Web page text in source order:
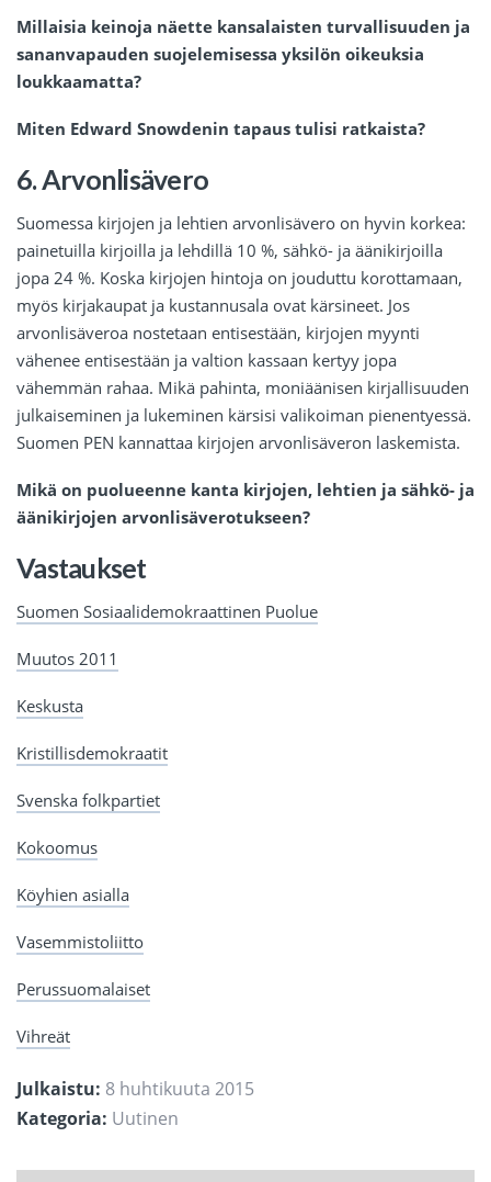
Millaisia keinoja näette kansalaisten turvallisuuden ja
sananvapauden suojelemisessa yksilön oikeuksia
loukkaamatta?
Miten Edward Snowdenin tapaus tulisi ratkaista?
6. Arvonlisävero
Suomessa kirjojen ja lehtien arvonlisävero on hyvin korkea:
painetuilla kirjoilla ja lehdillä 10 %, sähkö- ja äänikirjoilla
jopa 24 %. Koska kirjojen hintoja on jouduttu korottamaan,
myös kirjakaupat ja kustannusala ovat kärsineet. Jos
arvonlisäveroa nostetaan entisestään, kirjojen myynti
vähenee entisestään ja valtion kassaan kertyy jopa
vähemmän rahaa. Mikä pahinta, moniäänisen kirjallisuuden
julkaiseminen ja lukeminen kärsisi valikoiman pienentyessä.
Suomen PEN kannattaa kirjojen arvonlisäveron laskemista.
Mikä on puolueenne kanta kirjojen, lehtien ja sähkö- ja
äänikirjojen arvonlisäverotukseen?
Vastaukset
Suomen Sosiaalidemokraattinen Puolue
Muutos 2011
Keskusta
Kristillisdemokraatit
Svenska folkpartiet
Kokoomus
Köyhien asialla
Vasemmistoliitto
Perussuomalaiset
Vihreät
Julkaistu: 8 huhtikuuta 2015
Kategoria: Uutinen